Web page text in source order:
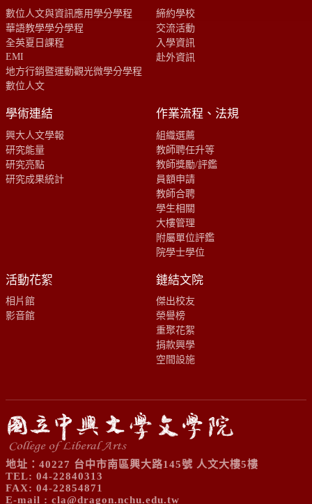
數位人文與資訊應用學分學程
華語教學學分學程
全英夏日課程
EMI
地方行銷暨運動觀光微學分學程
數位人文
締約學校
交流活動
入學資訊
赴外資訊
學術連結
興大人文學報
研究能量
研究亮點
研究成果統計
作業流程、法規
組織選薦
教師聘任升等
教師獎勵/評鑑
員額申請
教師合聘
學生相關
大樓管理
附屬單位評鑑
院學士學位
活動花絮
相片館
影音館
鏈結文院
傑出校友
榮譽榜
重聚花絮
捐款興學
空間設施
地址：40227 台中市南區興大路145號 人文大樓5樓
TEL: 04-22840313
FAX: 04-22854871
E-mail : cla@dragon.nchu.edu.tw